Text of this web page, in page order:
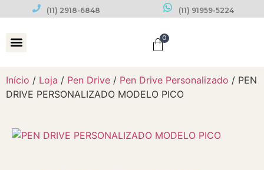
(11) 2918-6848 (11) 91959-5224
0
Início / Loja / Pen Drive / Pen Drive Personalizado / PEN
DRIVE PERSONALIZADO MODELO PICO